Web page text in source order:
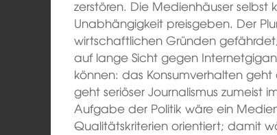
zerstören. Die Medienhäuser
Unabhängigkeit preisgeben. Der
wirtschaftlichen Gründen
auf lange Sicht gegen
können: das Konsumverhalten
geht seriöser Journalismus zumeist
Aufgabe der Politik wäre ein
Qualitätskriterien orientiert; damit